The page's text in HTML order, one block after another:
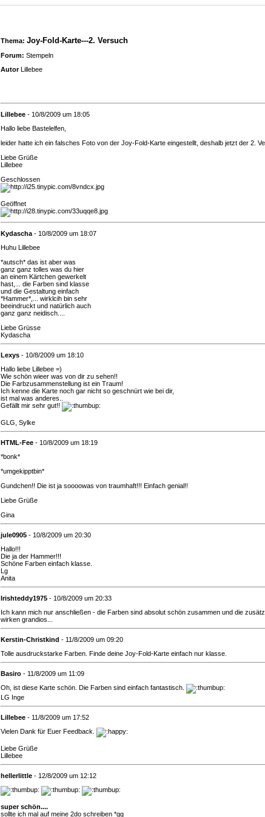
Thema: Joy-Fold-Karte---2. Versuch
Forum: Stempeln
AutorLillebee
Lillebee - 10/8/2009 um 18:05
Hallo liebe Bastelelfen,
leider hatte ich ein falsches Foto von der Joy-Fold-Karte eingestellt, deshalb jetzt der 2.
Liebe Grüße
Lillebee
Geschlossen
Geöffnet
Kydascha - 10/8/2009 um 18:07
Huhu Lillebee
*autsch* das ist aber was
ganz ganz tolles was du hier
an einem Kärtchen gewerkelt
hast,... die Farben sind klasse
und die Gestaltung einfach
*Hammer*,... wirklcih bin sehr
beeindruckt und natürlich auch
ganz ganz neidisch....
Liebe Grüsse
Kydascha
Lexys - 10/8/2009 um 18:10
Hallo liebe Lillebee =)
Wie schön wieer was von dir zu sehen!!
Die Farbzusammenstellung ist ein Traum!
Ich kenne die Karte noch gar nicht so geschnürt wie bei dir,
ist mal was anderes..
Gefällt mir sehr gut!!
GLG, Sylke
HTML-Fee - 10/8/2009 um 18:19
*bonk*
*umgekipptbin*
Gundchen!! Die ist ja soooowas von traumhaft!!! Einfach genial!!
Liebe Grüße
Gina
jule0905 - 10/8/2009 um 20:30
Hallo!!!
Die ja der Hammer!!!
Schöne Farben einfach klasse.
Lg
Anita
Irishteddy1975 - 10/8/2009 um 20:33
Ich kann mich nur anschließen - die Farben sind absolut schön zusammen und die
wirken grandios...
Kerstin-Christkind - 11/8/2009 um 09:20
Tolle ausdruckstarke Farben. Finde deine Joy-Fold-Karte einfach nur klasse.
Basiro - 11/8/2009 um 11:09
Oh, ist diese Karte schön. Die Farben sind einfach fantastisch.
LG Inge
Lillebee - 11/8/2009 um 17:52
Vielen Dank für Euer Feedback.
Liebe Grüße
Lillebee
hellerlittle - 12/8/2009 um 12:12
super schön....
sollte ich mal auf meine 2do schreiben *gg